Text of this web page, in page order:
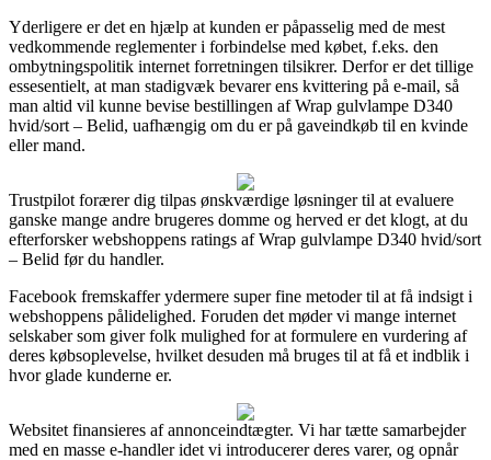
Yderligere er det en hjælp at kunden er påpasselig med de mest
vedkommende reglementer i forbindelse med købet, f.eks. den
ombytningspolitik internet forretningen tilsikrer. Derfor er det tillige
essesentielt, at man stadigvæk bevarer ens kvittering på e-mail, så
man altid vil kunne bevise bestillingen af Wrap gulvlampe D340
hvid/sort – Belid, uafhængig om du er på gaveindkøb til en kvinde
eller mand.
Trustpilot forærer dig tilpas ønskværdige løsninger til at evaluere
ganske mange andre brugeres domme og herved er det klogt, at du
efterforsker webshoppens ratings af Wrap gulvlampe D340 hvid/sort
– Belid før du handler.
Facebook fremskaffer ydermere super fine metoder til at få indsigt i
webshoppens pålidelighed. Foruden det møder vi mange internet
selskaber som giver folk mulighed for at formulere en vurdering af
deres købsoplevelse, hvilket desuden må bruges til at få et indblik i
hvor glade kunderne er.
Websitet finansieres af annonceindtægter. Vi har tætte samarbejder
med en masse e-handler idet vi introducerer deres varer, og opnår